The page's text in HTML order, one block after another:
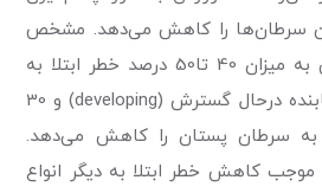
سرطان‌ها را کاهش می‌دهد. مشخص
شده که فعالیت ورزشی به میزان 40 تا50 درصد خطر ابتلا به
سرطان روده‌بزرگ رشد یابنده درحال گسترش (developing) و 30
به سرطان پستان را کاهش می‌دهد.
کاهش خطر ابتلا به دیگر انواع